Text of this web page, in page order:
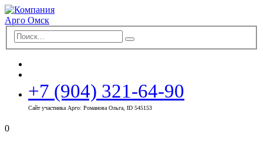
+7 (904) 321-64-90
Сайт участника Арго: Романова Ольга, ID 545153
0